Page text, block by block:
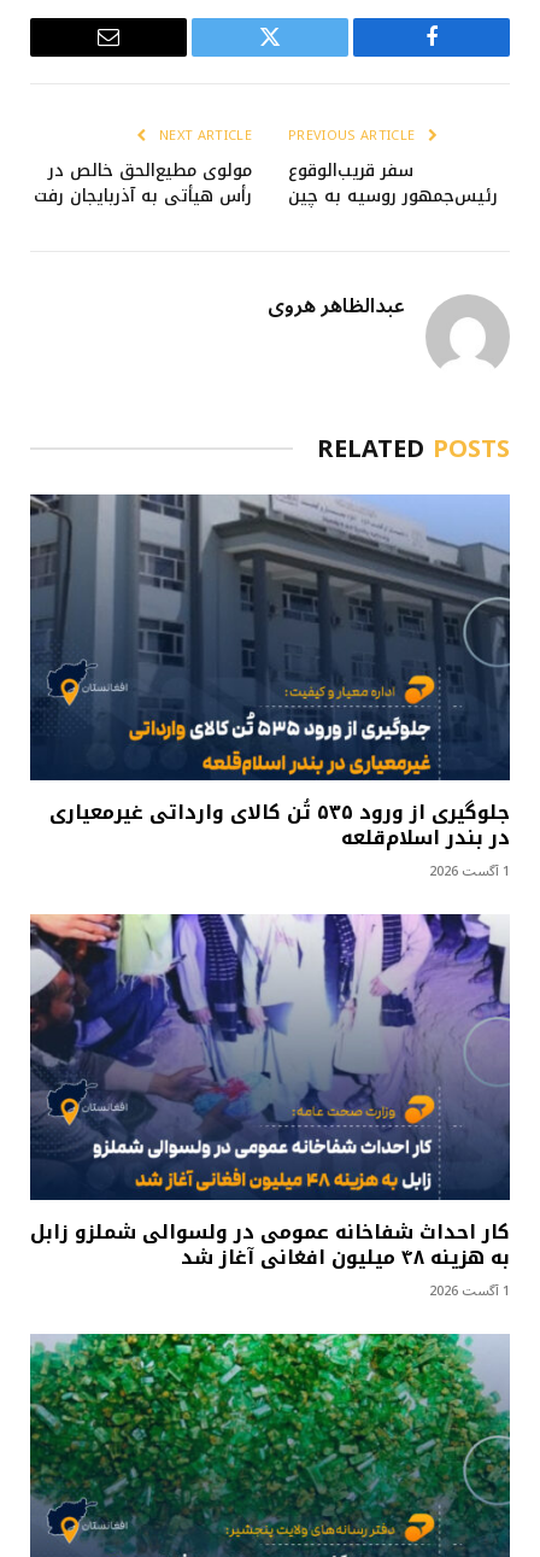
Facebook
Twitter
Email
سفر قریب‌الوقوع
رئیس‌جمهور روسیه به چین
NEXT ARTICLE
مولوی مطیع‌الحق خالص در
رأس هیأتی به آذربایجان رفت
عبدالظاهر هروی
RELATED POSTS
جلوگیری از ورود ۵۳۵ تُن کالای وارداتی غیرمعیاری
در بندر اسلام‌قلعه
1 آگست 2026
کار احداث شفاخانه عمومی در ولسوالی شملزو زابل
به هزینه ۴۸ میلیون افغانی آغاز شد
1 آگست 2026